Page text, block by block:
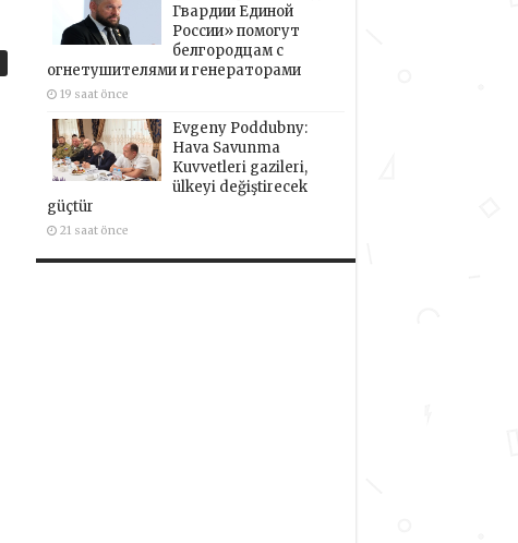
Гвардии Единой
России» помогут
белгородцам с
огнетушителями и генераторами
19 saat önce
Evgeny Poddubny:
Hava Savunma
Kuvvetleri gazileri,
ülkeyi değiştirecek
güçtür
21 saat önce